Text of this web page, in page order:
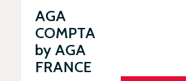
AGA
COMPTA
by AGA
FRANCE